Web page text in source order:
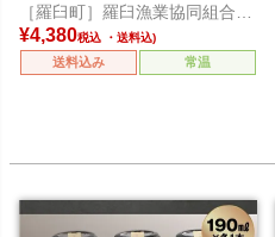
［羅臼町］羅臼漁業協同組合直
営店 海鮮工房
¥4,380税込
送料込み 常温